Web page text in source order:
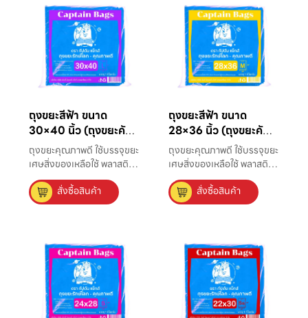
ใช้งานเพื่อรองรับขยะชุมชน
ใช้งานเพื่อรองรับขยะชุมชน
ถุงขยะสีฟ้า ขนาด
30×40 นิ้ว (ถุงขยะคัด
แยก)
ถุงขยะคุณภาพดี ใช้บรรจุขยะ
เศษสิ่งของเหลือใช้ พลาสติก
ที่มีความหนาแน่นสูง แข็ง
แรง ไม่มีกลิ่น ใส่ขยะได้มาก
ถึง 150 ลิตร เหมาะใช้กับถัง
เป็นที่นิยมนำมาถูกให้มาก
ที่สุด
สั่งซื้อสินค้า
ถุงขยะสีฟ้า ขนาด
28×36 นิ้ว (ถุงขยะคัด
แยก)
ถุงขยะคุณภาพดี ใช้บรรจุขยะ
เศษสิ่งของเหลือใช้ พลาสติก
ที่มีความหนาแน่นสูง แข็ง
แรง ไม่มีกลิ่น ใส่ขยะได้มาก
ถึง 80 ลิตร เหมาะใช้กับถัง
สั่งซื้อสินค้า